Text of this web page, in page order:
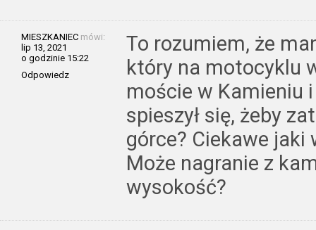
MIESZKANIEC mówi:
lip 13, 2021
o godzinie 15:22
Odpowiedz
To rozumiem, że
który na motocyklu
moście w Kamieniu i
spieszył się, żeby
górce? Ciekawe
Może nagranie z
wysokość?